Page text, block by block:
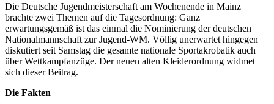
Die Deutsche Jugendmeisterschaft am Wochenende in Mainz
brachte zwei Themen auf die Tagesordnung: Ganz
erwartungsgemäß ist das einmal die Nominierung der deutschen
Nationalmannschaft zur Jugend-WM. Völlig unerwartet hingegen
diskutiert seit Samstag die gesamte nationale Sportakrobatik auch
über Wettkampfanzüge. Der neuen alten Kleiderordnung widmet
sich dieser Beitrag.
Die Fakten